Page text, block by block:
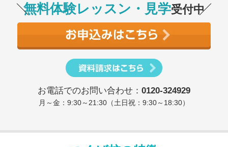
無料体験レッスン・見学受付中
お電話でのお問い合わせ： 0120-324929
月～金：9:30～21:30（土日祝：9:30～18:30）